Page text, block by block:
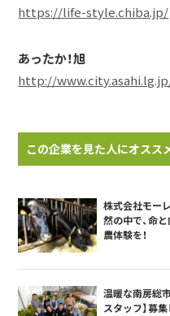
https://life-style.chiba.jp/
あったか！旭
http://
この企業を見た人にオスス
株式会社モー
然の中で、命
農体験を！
温暖な南房総
スタッフ】募